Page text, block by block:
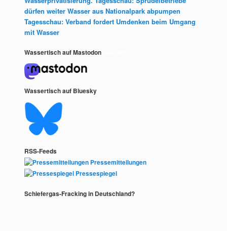
dürfen weiter Wasser aus Nationalpark abpumpen
Tagesschau: Verband fordert Umdenken beim Umgang
mit Wasser
Wassertisch auf Mastodon
Wassertisch auf Bluesky
RSS-Feeds
Pressemitteilungen
Pressespiegel
Schiefergas-Fracking in Deutschland?